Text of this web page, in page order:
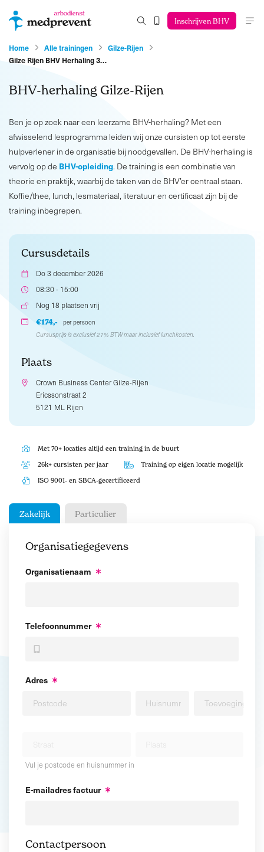
Inschrijven BHV
Home Alle trainingen
Gilze-Rijen
Gilze Rijen BHV Herhaling 3…
BHV-herhaling Gilze-Rijen
Ben je op zoek naar een leerzame BHV-herhaling? Met een
afwisselend lesprogramma leiden wij onze cursisten op tot eerste
hulpverlener in de organisatie bij noodgevallen. De BHV-herhaling is
vervolg op de BHV-opleiding. De training is een combinatie van
theorie en praktijk, waarbij de taken van de BHV’er centraal staan.
Koffie/thee, lunch, lesmateriaal, literatuur en certificaat zijn bij de
training inbegrepen.
Cursusdetails
Do 3 december 2026
08:30 - 15:00
Nog 18 plaatsen vrij
€174,-
per persoon
Cursusprijs is exclusief 21% BTW maar inclusief lunchkosten.
Plaats
Crown Business Center Gilze-Rijen
Ericssonstraat 2
5121 ML Rijen
Met 70+ locaties altijd een training in de buurt
26k+ cursisten per jaar Training op eigen locatie mogelijk
ISO 9001- en SBCA-gecertificeerd
Zakelijk Particulier
Organisatiegegevens
Organisatienaam
Telefoonnummer
Adres
Vul je postcode en huisnummer in
E-mailadres factuur
Contactpersoon